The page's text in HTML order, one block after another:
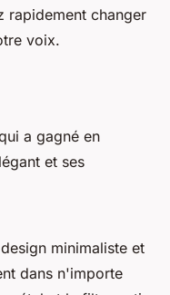
rapidement changer
voix.
a gagné en
et ses
minimaliste et
dans n'importe